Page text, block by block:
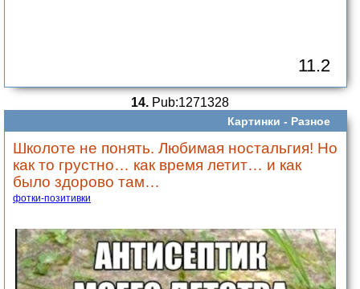
11.2
14. Pub:1271328
Картинки - Разное
Школоте не понять. Любимая ностальгия! Но
как то грустно… как время летит… и как
было здорово там…
фотки-позитивки